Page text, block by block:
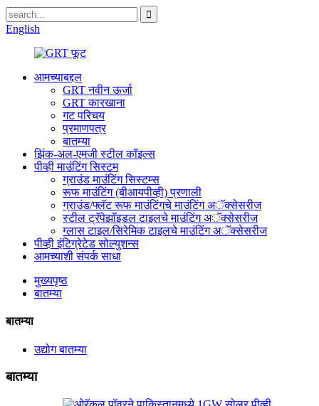
English
आमच्याबद्दल
GRT नवीन ऊर्जा
GRT कारखाना
गट परिचय
प्रमाणपत्र
बातम्या
झिंक-अल-एमजी स्टील कॉइल्स
पीव्ही माउंटिंग सिस्टम
ग्राउंड माउंटिंग सिस्टम्स
रूफ माउंटिंग (बीआयपीव्ही) प्रणाली
ग्राउंड/फ्लॅट रूफ माउंटिंगचे माउंटिंग अॅक्सेसरीज
स्टील ट्रॅपेझॉइडल टाइलचे माउंटिंग अॅक्सेसरीज
ग्लास टाइल/सिरेमिक टाइलचे माउंटिंग अॅक्सेसरीज
पीव्ही इंटिग्रेटेड सोल्युशन्स
आमच्याशी संपर्क साधा
मुख्यपृष्ठ
बातम्या
बातम्या
उद्योग बातम्या
बातम्या